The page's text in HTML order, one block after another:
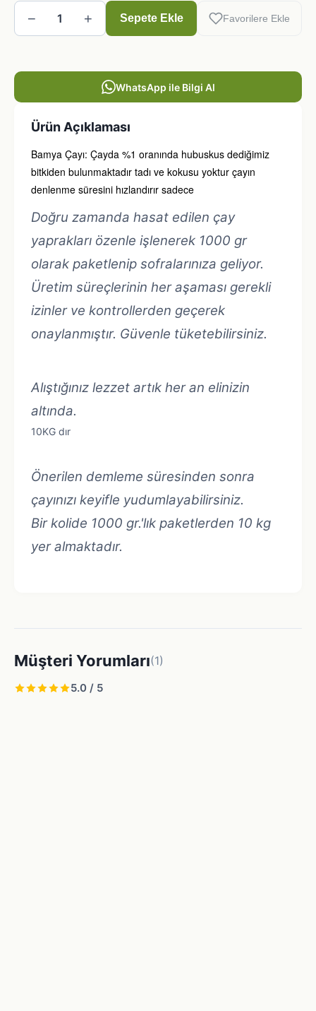
− 1 + Sepete Ekle Favorilere Ekle
WhatsApp ile Bilgi Al
Ürün Açıklaması
Bamya Çayı: Çayda %1 oranında hubuskus dediğimiz
bitkiden bulunmaktadır tadı ve kokusu yoktur çayın
denlenme süresini hızlandırır sadece
Doğru zamanda hasat edilen çay
yaprakları özenle işlenerek 1000 gr
olarak paketlenip sofralarınıza geliyor.
Üretim süreçlerinin her aşaması gerekli
izinler ve kontrollerden geçerek
onaylanmıştır. Güvenle tüketebilirsiniz.
Alıştığınız lezzet artık her an elinizin
altında.
10KG dır
Önerilen demleme süresinden sonra
çayınızı keyifle yudumlayabilirsiniz.
Bir kolide 1000 gr.'lık paketlerden 10 kg
yer almaktadır.
Müşteri Yorumları(1)
5.0 / 5